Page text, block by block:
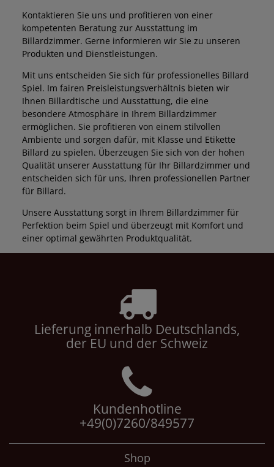
Kontaktieren Sie uns und profitieren von einer
kompetenten Beratung zur Ausstattung im
Billardzimmer. Gerne informieren wir Sie zu unseren
Produkten und Dienstleistungen.
Mit uns entscheiden Sie sich für professionelles Billard
Spiel. Im fairen Preisleistungsverhältnis bieten wir
Ihnen Billardtische und Ausstattung, die eine
besondere Atmosphäre in Ihrem Billardzimmer
ermöglichen. Sie profitieren von einem stilvollen
Ambiente und sorgen dafür, mit Klasse und Etikette
Billard zu spielen. Überzeugen Sie sich von der hohen
Qualität unserer Ausstattung für Ihr Billardzimmer und
entscheiden sich für uns, Ihren professionellen Partner
für Billard.
Unsere Ausstattung sorgt in Ihrem Billardzimmer für
Perfektion beim Spiel und überzeugt mit Komfort und
einer optimal gewährten Produktqualität.
Lieferung innerhalb Deutschlands,
der EU und der Schweiz
Kundenhotline
+49(0)7260/849577
Shop